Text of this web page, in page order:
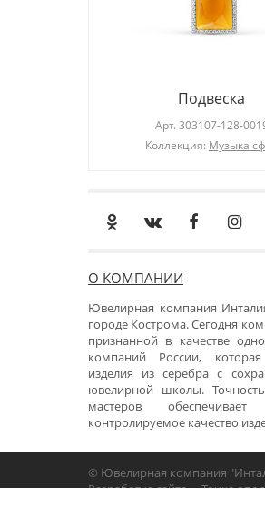
Подвеска
Арт. 303107-128-
Коллекция: Музыка
О КОМПАНИИ
Ювелирная компания
городе Кострома. Сегодня
признанной в качестве
компаний России,
изделия из серебра с
ювелирной школы.
мастеров
контролируемое качество
© Ювелирная компания
Разработка сайта -«Точка